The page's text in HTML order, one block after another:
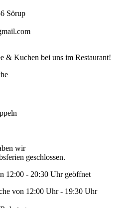
Sörup
& Kuchen bei uns im Restaurant!
wir
geschlossen.
12:00 - 20:30 Uhr geöffnet
von 12:00 Uhr - 19:30 Uhr